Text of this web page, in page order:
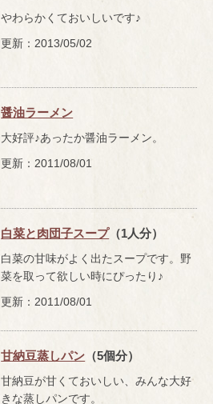
やわらかくておいしいです♪
更新：2013/05/02
醤油ラーメン
大好評♪あったか醤油ラーメン。
更新：2011/08/01
白菜と肉団子スープ（1人分）
白菜の甘味がよく出たスープです。野
菜を取って欲しい時にぴったり♪
更新：2011/08/01
甘納豆蒸しパン （5個分）
甘納豆が甘くておいしい、みんな大好
きな蒸しパンです。